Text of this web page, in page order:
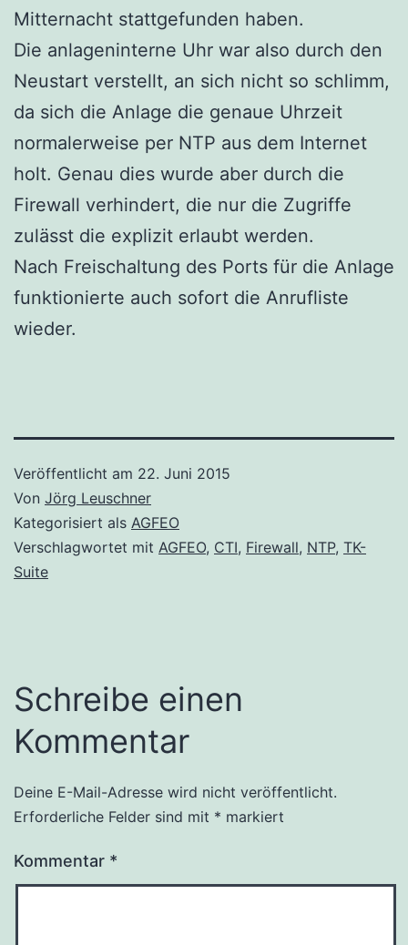
Mitternacht stattgefunden haben.
Die anlageninterne Uhr war also durch den
Neustart verstellt, an sich nicht so schlimm,
da sich die Anlage die genaue Uhrzeit
normalerweise per NTP aus dem Internet
holt. Genau dies wurde aber durch die
Firewall verhindert, die nur die Zugriffe
zulässt die explizit erlaubt werden.
Nach Freischaltung des Ports für die Anlage
funktionierte auch sofort die Anrufliste
wieder.
Veröffentlicht am 22. Juni 2015
Von Jörg Leuschner
Kategorisiert als AGFEO
Verschlagwortet mit AGFEO, CTI, Firewall, NTP, TK-
Suite
Schreibe einen
Kommentar
Deine E-Mail-Adresse wird nicht veröffentlicht.
Erforderliche Felder sind mit * markiert
Kommentar *